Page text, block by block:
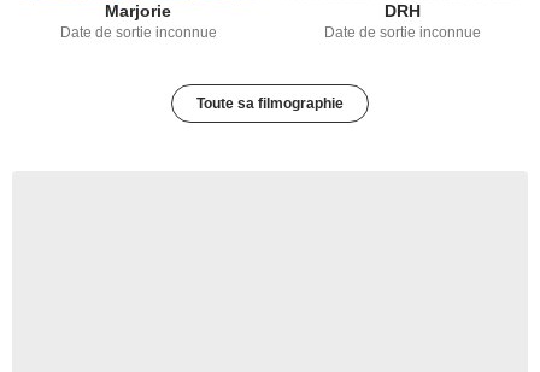
Marjorie
Date de sortie inconnue
DRH
Date de sortie inconnue
Toute sa filmographie